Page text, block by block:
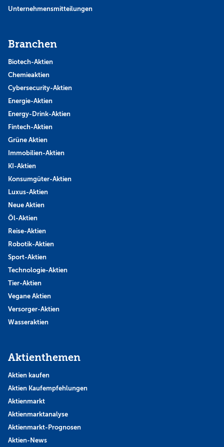
Unternehmensmitteilungen
Branchen
Biotech-Aktien
Chemieaktien
Cybersecurity-Aktien
Energie-Aktien
Energy-Drink-Aktien
Fintech-Aktien
Grüne Aktien
Immobilien-Aktien
KI-Aktien
Konsumgüter-Aktien
Luxus-Aktien
Neue Aktien
Öl-Aktien
Reise-Aktien
Robotik-Aktien
Sport-Aktien
Technologie-Aktien
Tier-Aktien
Vegane Aktien
Versorger-Aktien
Wasseraktien
Aktienthemen
Aktien kaufen
Aktien Kaufempfehlungen
Aktienmarkt
Aktienmarktanalyse
Aktienmarkt-Prognosen
Aktien-News